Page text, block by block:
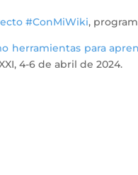
#ConMiWiki,
herramientas para
4-6 de abril de 2024.